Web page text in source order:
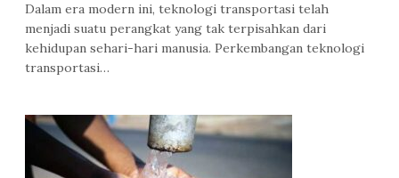
Dalam era modern ini, teknologi transportasi telah
menjadi suatu perangkat yang tak terpisahkan dari
kehidupan sehari-hari manusia. Perkembangan teknologi
transportasi…